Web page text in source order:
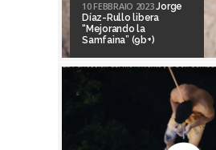
10 FEBBRAIO 2023Jorge
Díaz-Rullo libera
“Mejorando la
Samfaina” (9b+)